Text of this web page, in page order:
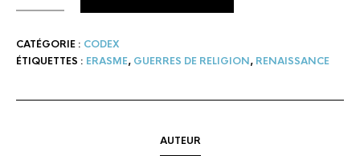
CATÉGORIE : CODEX
ÉTIQUETTES : ERASME, GUERRES DE RELIGION, RENAISSANCE
AUTEUR